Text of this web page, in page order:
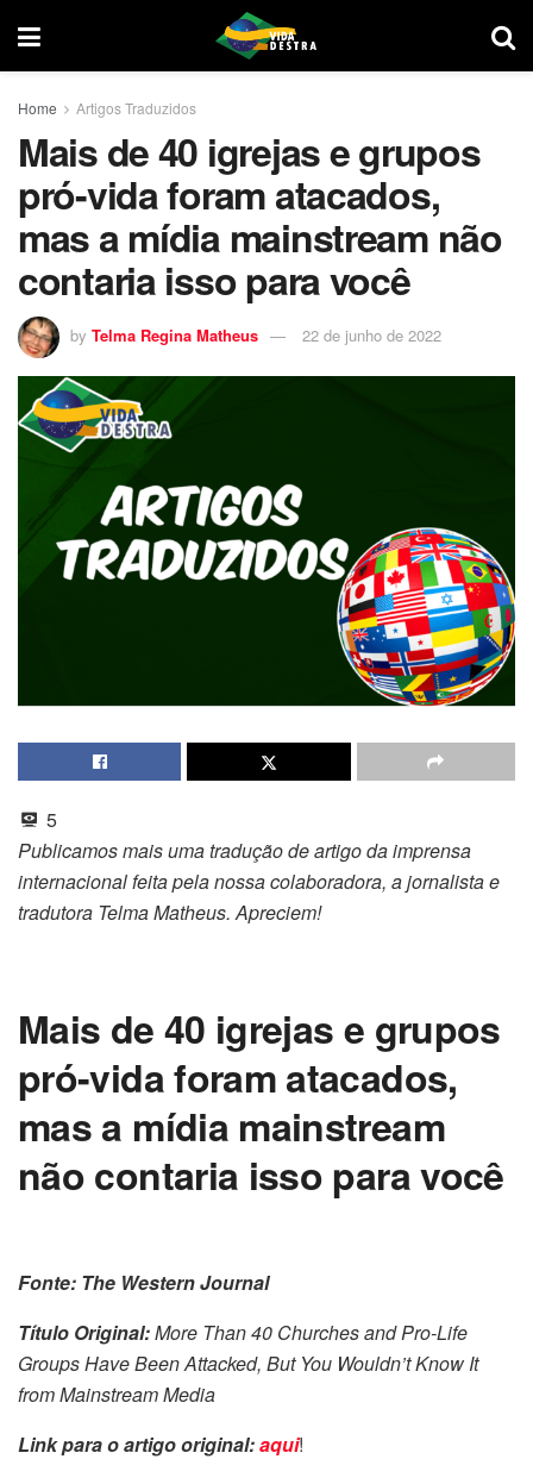
Home Artigos Traduzidos
Mais de 40 igrejas e grupos
pró-vida foram atacados,
mas a mídia mainstream não
contaria isso para você
by Telma Regina Matheus 22 de junho de 2022
5
Publicamos mais uma tradução de artigo da imprensa
internacional feita pela nossa colaboradora, a jornalista e
tradutora Telma Matheus. Apreciem!
Mais de 40 igrejas e grupos
pró-vida foram atacados,
mas a mídia mainstream
não contaria isso para você
Fonte: The Western Journal
Título Original:More Than 40 Churches and Pro-Life
Groups Have Been Attacked, But You Wouldn’t Know It
from Mainstream Media
Link para o artigo original:aqui!